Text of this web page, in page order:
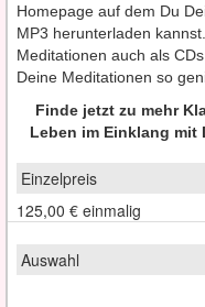
Homepage auf dem Du
MP3 herunterladen
Meditationen auch als
Deine Meditationen so
Finde jetzt zu mehr
Leben im Einklang mit
125,00 € einmalig